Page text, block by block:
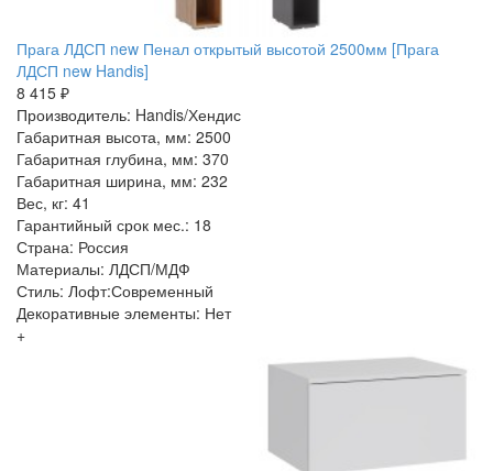
Прага ЛДСП new Пенал открытый высотой 2500мм [Прага
ЛДСП new Handis]
8 415 ₽
Производитель: Handis/Хендис
Габаритная высота, мм: 2500
Габаритная глубина, мм: 370
Габаритная ширина, мм: 232
Вес, кг: 41
Гарантийный срок мес.: 18
Страна: Россия
Материалы: ЛДСП/МДФ
Стиль: Лофт:Современный
Декоративные элементы: Нет
+